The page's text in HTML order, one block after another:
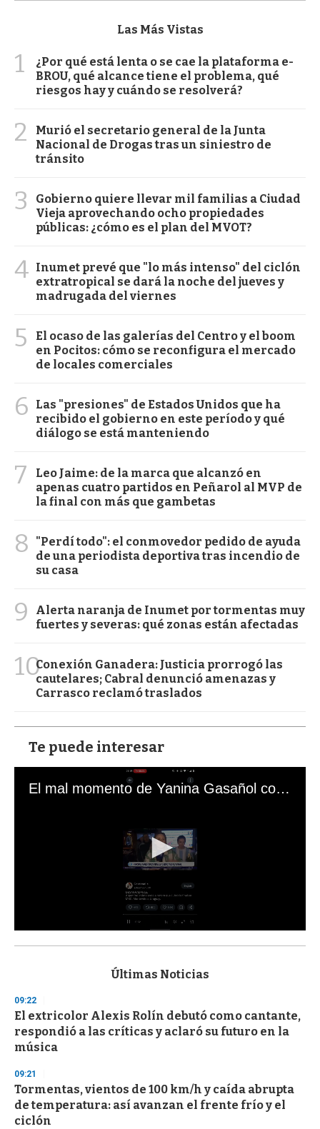
Las Más Vistas
1
¿Por qué está lenta o se cae la plataforma e-
BROU, qué alcance tiene el problema, qué
riesgos hay y cuándo se resolverá?
2
Murió el secretario general de la Junta
Nacional de Drogas tras un siniestro de
tránsito
3
Gobierno quiere llevar mil familias a Ciudad
Vieja aprovechando ocho propiedades
públicas: ¿cómo es el plan del MVOT?
4 Inumet prevé que "lo más intenso" del ciclón
extratropical se dará la noche del jueves y
madrugada del viernes
5
El ocaso de las galerías del Centro y el boom
en Pocitos: cómo se reconfigura el mercado
de locales comerciales
6
Las "presiones" de Estados Unidos que ha
recibido el gobierno en este período y qué
diálogo se está manteniendo
7
Leo Jaime: de la marca que alcanzó en
apenas cuatro partidos en Peñarol al MVP de
la final con más que gambetas
8
"Perdí todo": el conmovedor pedido de ayuda
de una periodista deportiva tras incendio de
su casa
9
Alerta naranja de Inumet por tormentas muy
fuertes y severas: qué zonas están afectadas
10Conexión Ganadera: Justicia prorrogó las
cautelares; Cabral denunció amenazas y
Carrasco reclamó traslados
Te puede interesar
El mal momento de Yanina Gasañol con un hincha argentino en "Subrayado"
s
d
s
o
f
3
s
e
c
o
n
Últimas Noticias
09:22
El extricolor Alexis Rolín debutó como cantante,
respondió a las críticas y aclaró su futuro en la
música
09:21
Tormentas, vientos de 100 km/h y caída abrupta
de temperatura: así avanzan el frente frío y el
ciclón